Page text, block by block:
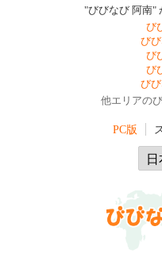
"びびなび 阿南"
び
び
び
び
びび
他エリアの
PC版